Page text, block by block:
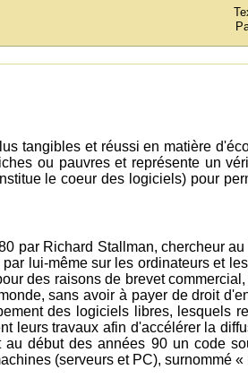
tangibles et réussi en matière
ou pauvres et représente un
le coeur des logiciels) pour
par Richard Stallman, chercheur
lui-même sur les ordinateurs et
des raisons de brevet
sans avoir à payer de droit
des logiciels libres, lesquels
leurs travaux afin d'accélérer la
début des années 90 un code
(serveurs et PC), surnommé «